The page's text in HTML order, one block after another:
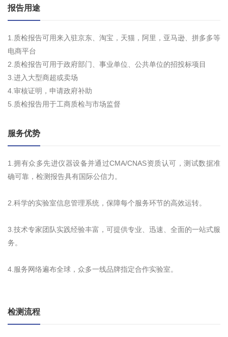
报告用途
1.质检报告可用来入驻京东、淘宝，天猫，阿里，亚马逊、拼多多等
电商平台
2.质检报告可用于政府部门、事业单位、公共单位的招投标项目
3.进入大型商超或卖场
4.审核证明，申请政府补助
5.质检报告用于工商质检与市场监督
服务优势
1.拥有众多先进仪器设备并通过CMA/CNAS资质认可，测试数据准
确可靠，检测报告具有国际公信力。
2.科学的实验室信息管理系统，保障每个服务环节的高效运转。
3.技术专家团队实践经验丰富，可提供专业、迅速、全面的一站式服
务。
4.服务网络遍布全球，众多一线品牌指定合作实验室。
检测流程